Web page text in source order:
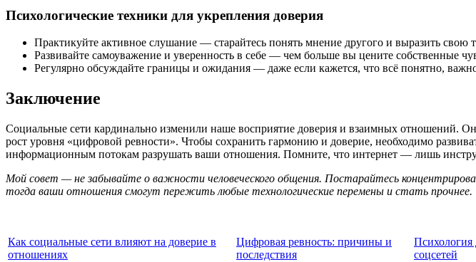
Психологические техники для укрепления доверия
Практикуйте активное слушание — старайтесь понять мнение другого и выразить свою
Развивайте самоуважение и уверенность в себе — чем больше вы цените собственные
Регулярно обсуждайте границы и ожидания — даже если кажется, что всё понятно,
Заключение
Социальные сети кардинально изменили наше восприятие доверия и взаимных отношений.
рост уровня «цифровой ревности». Чтобы сохранить гармонию и доверие, необходимо
информационным потокам разрушать ваши отношения. Помните, что интернет — лишь
Мой совет — не забывайте о важности человеческого общения. Постарайтесь
тогда ваши отношения смогут пережить любые технологические перемены и стать прочнее.
Как социальные сети влияют на доверие в
отношениях
Цифровая ревность: причины и
последствия
Психология
соцсетей